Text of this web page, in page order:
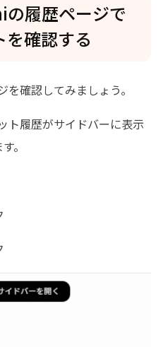
履歴ページで
確認する
確認してみましょう。
ト履歴がサイドバーに表示
。